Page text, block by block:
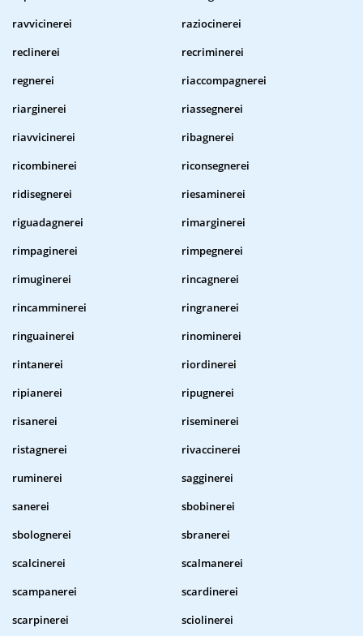
ravvicinerei
raziocinerei
reclinerei
recriminerei
regnerei
riaccompagnerei
riarginerei
riassegnerei
riavvicinerei
ribagnerei
ricombinerei
riconsegnerei
ridisegnerei
riesaminerei
riguadagnerei
rimarginerei
rimpaginerei
rimpegnerei
rimuginerei
rincagnerei
rincamminerei
ringranerei
ringuainerei
rinominerei
rintanerei
riordinerei
ripianerei
ripugnerei
risanerei
riseminerei
ristagnerei
rivaccinerei
ruminerei
sagginerei
sanerei
sbobinerei
sbolognerei
sbranerei
scalcinerei
scalmanerei
scampanerei
scardinerei
scarpinerei
sciolinerei